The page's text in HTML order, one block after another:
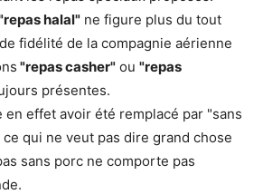
halal" ne figure plus du tout
fidélité de la compagnie aérienne
"repas casher" ou "repas
présentes.
en effet avoir été remplacé par "sans
qui ne veut pas dire grand chose
sans porc ne comporte pas